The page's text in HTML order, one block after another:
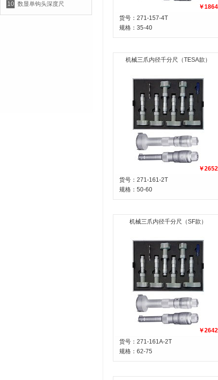
10 数显单钩头深度尺
￥1864
货号：271-157-4T
规格： 35-40
机械三爪内径千分尺（TESA款）
￥2652
货号：271-161-2T
规格： 50-60
机械三爪内径千分尺（SF款）
￥2642
货号：271-161A-2T
规格： 62-75